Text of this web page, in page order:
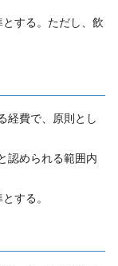
する。ただし、飲
経費で、原則とし
認められる範囲内
する。